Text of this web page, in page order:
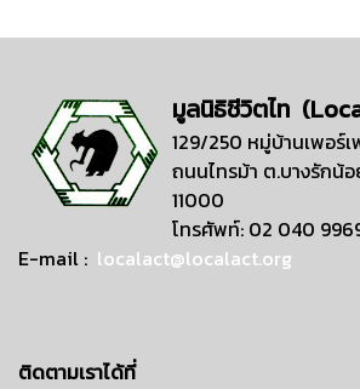
มูลนิธิชีวิตไท
129/250 หมู่บ้านเพอร์
ถนนไทรม้า ต.บางรักน้
11000
โทรศัพท์: 02 040
E-mail : localact@localact.org
ติดตามเราได้ที่